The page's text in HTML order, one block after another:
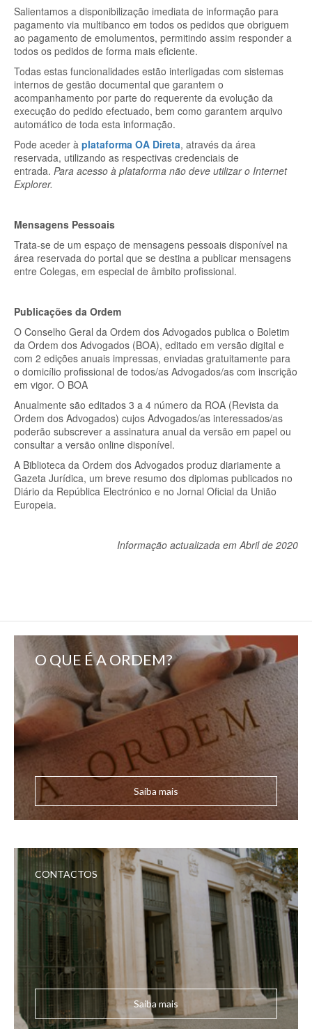
Salientamos a disponibilização imediata de informação para
pagamento via multibanco em todos os pedidos que obriguem
ao pagamento de emolumentos, permitindo assim responder a
todos os pedidos de forma mais eficiente.
Todas estas funcionalidades estão interligadas com sistemas
internos de gestão documental que garantem o
acompanhamento por parte do requerente da evolução da
execução do pedido efectuado, bem como garantem arquivo
automático de toda esta informação.
Pode aceder à plataforma OA Direta, através da área
reservada, utilizando as respectivas credenciais de
entrada. Para acesso à plataforma não deve utilizar o Internet
Explorer.
Mensagens Pessoais
Trata-se de um espaço de mensagens pessoais disponível na
área reservada do portal que se destina a publicar mensagens
entre Colegas, em especial de âmbito profissional.
Publicações da Ordem
O Conselho Geral da Ordem dos Advogados publica o Boletim
da Ordem dos Advogados (BOA), editado em versão digital e
com 2 edições anuais impressas, enviadas gratuitamente para
o domicílio profissional de todos/as Advogados/as com inscrição
em vigor. O BOA
Anualmente são editados 3 a 4 número da ROA (Revista da
Ordem dos Advogados) cujos Advogados/as interessados/as
poderão subscrever a assinatura anual da versão em papel ou
consultar a versão online disponível.
A Biblioteca da Ordem dos Advogados produz diariamente a
Gazeta Jurídica, um breve resumo dos diplomas publicados no
Diário da República Electrónico e no Jornal Oficial da União
Europeia.
Informação actualizada em Abril de 2020
O QUE É A ORDEM?
Saiba mais
CONTACTOS
Saiba mais